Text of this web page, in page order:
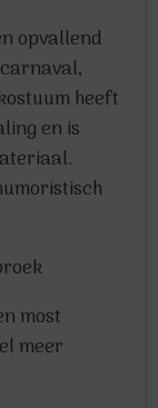
opvallend
heeft
en is
most
meer